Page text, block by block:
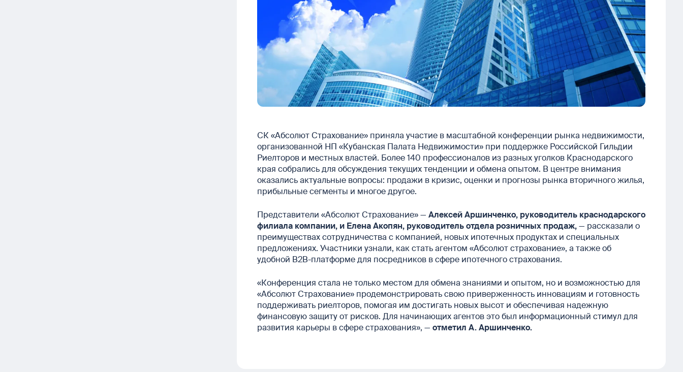
СК «Абсолют Страхование» приняла участие в масштабной конференции рынка недвижимости,
организованной НП «Кубанская Палата Недвижимости» при поддержке Российской Гильдии
Риелторов и местных властей. Более 140 профессионалов из разных уголков Краснодарского
края собрались для обсуждения текущих тенденции и обмена опытом. В центре внимания
оказались актуальные вопросы: продажи в кризис, оценки и прогнозы рынка вторичного жилья,
прибыльные сегменты и многое другое.
Представители «Абсолют Страхование» — Алексей Аршинченко, руководитель краснодарского
филиала компании, и Елена Акопян, руководитель отдела розничных продаж,— рассказали о
преимуществах сотрудничества с компанией, новых ипотечных продуктах и специальных
предложениях. Участники узнали, как стать агентом «Абсолют страхование», а также об
удобной B2B-платформе для посредников в сфере ипотечного страхования.
«Конференция стала не только местом для обмена знаниями и опытом, но и возможностью для
«Абсолют Страхование» продемонстрировать свою приверженность инновациям и готовность
поддерживать риелторов, помогая им достигать новых высот и обеспечивая надежную
финансовую защиту от рисков. Для начинающих агентов это был информационный стимул для
развития карьеры в сфере страхования», — отметил А. Аршинченко.